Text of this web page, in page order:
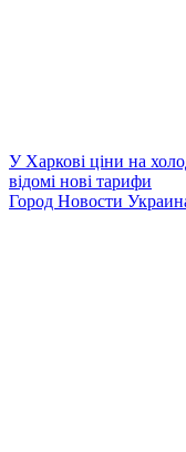
У Харкові ціни на
відомі нові тарифи
Город Новости